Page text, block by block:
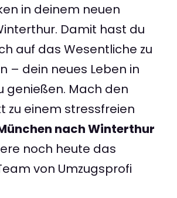
in deinem neuen
Damit hast du
auf das Wesentliche zu
– dein neues Leben in
genießen. Mach den
zu einem stressfreien
nach Winterthur
noch heute das
von Umzugsprofi